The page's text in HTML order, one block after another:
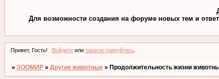
Для возможности создания на форуме новых тем и
Привет, Гость! Войдитеили зарегистрируйтесь.
» ЗООМИР » Другие животные » Продолжительность жизни